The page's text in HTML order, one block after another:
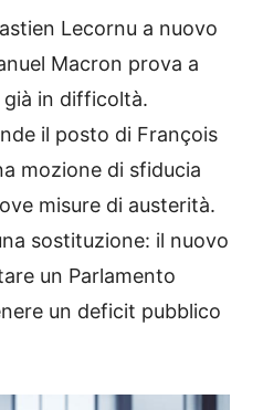
Lecornu a nuovo
Macron prova a
in difficoltà.
il posto di François
mozione di sfiducia
misure di austerità.
sostituzione: il nuovo
un Parlamento
un deficit pubblico